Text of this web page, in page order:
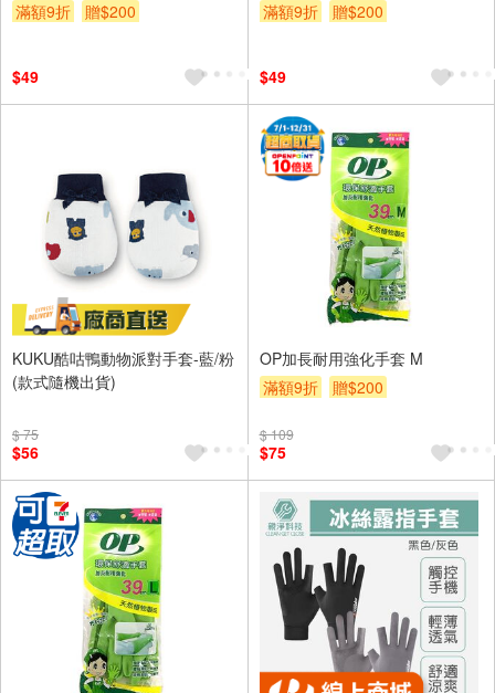
滿額9折
贈$200
$49
滿額9折
贈$200
$49
KUKU酷咕鴨動物派對手套-藍/粉
(款式隨機出貨)
$ 75
$56
OP加長耐用強化手套 M
滿額9折
贈$200
$ 109
$75